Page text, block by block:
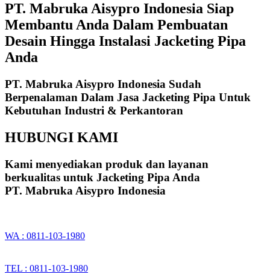
PT. Mabruka Aisypro Indonesia Siap
Membantu Anda Dalam Pembuatan
Desain Hingga Instalasi Jacketing Pipa
Anda ​
PT. Mabruka Aisypro Indonesia Sudah
Berpenalaman Dalam Jasa Jacketing Pipa Untuk
Kebutuhan Industri & Perkantoran
HUBUNGI KAMI
Kami menyediakan produk dan layanan
berkualitas untuk Jacketing Pipa Anda
PT. Mabruka Aisypro Indonesia
WA : 0811-103-1980
TEL : 0811-103-1980